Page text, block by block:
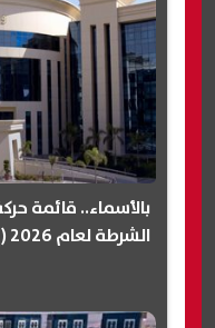
بالأسماء.. قائمة
الشرطة لعام 2026 (إنفوجراف)